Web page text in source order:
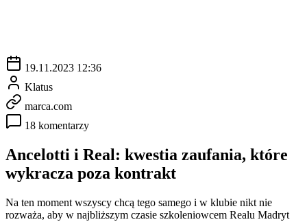
19.11.2023 12:36
Klatus
marca.com
18 komentarzy
Ancelotti i Real: kwestia zaufania, które
wykracza poza kontrakt
Na ten moment wszyscy chcą tego samego i w klubie nikt nie
rozważa, aby w najbliższym czasie szkoleniowcem Realu Madryt